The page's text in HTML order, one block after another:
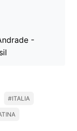
-
#ITALIA